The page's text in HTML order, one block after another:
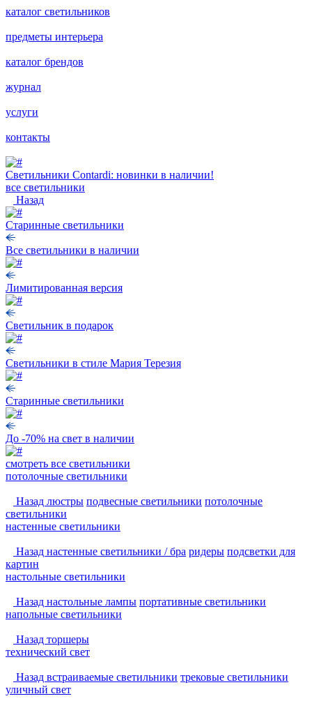
каталог светильников
предметы интерьера
каталог брендов
журнал
услуги
контакты
Светильники Contardi: новинки в наличии!
все светильники
Назад
Старинные светильники
Все светильники в наличии
Лимитированная версия
Светильник в подарок
Светильники в стиле Мария Терезия
Старинные светильники
До -70% на свет в наличии
смотреть все светильники
потолочные светильники
Назад люстры подвесные светильники потолочные
светильники
настенные светильники
Назад настенные светильники / бра ридеры подсветки для
картин
настольные светильники
Назад настольные лампы портативные светильники
напольные светильники
Назад торшеры
технический свет
Назад встраиваемые светильники трековые светильники
уличный свет